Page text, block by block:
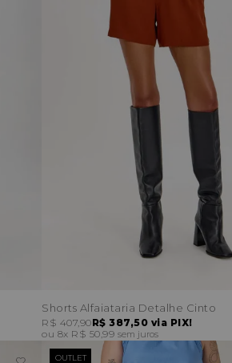
Shorts Alfaiataria Detalhe Cinto
R$ 387,50 via PIX!
R$ 407,90
8x R$ 50,99 sem juros
OUTLET